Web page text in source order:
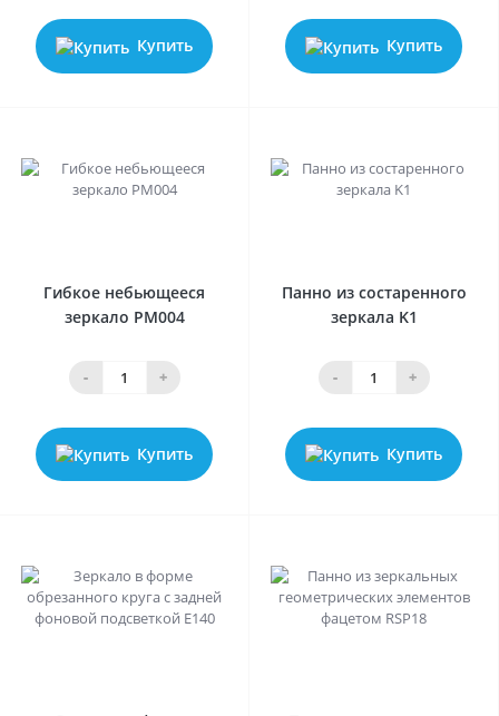
Купить Купить
Гибкое небьющееся
зеркало PM004
- +
Купить
Панно из состаренного
зеркала K1
- +
Купить